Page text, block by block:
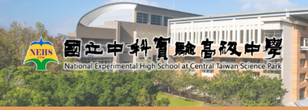
轉
至
主
要
內